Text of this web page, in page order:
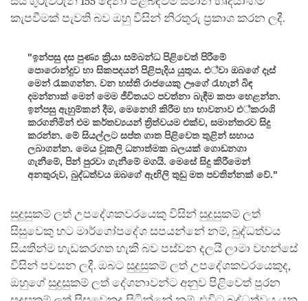
කැපවීමක් පැවති බව ඔහු විසින් නිරතුරු ප්‍රකාශ කරන ලදී.
"ඉන්පසු දස පුණ්‍ය ක්‍රියා සම්බන්ධ පිළිවෙත් පිරීමේ
පොරොන්දුව හා සිකපදයන් පිළිපැදිය යුතුය. එ්වා ඔබගේ දෑස්
මෙන් රැකගන්න. වන හස්ති රාජයෙකු ඌගේ රැහැන් බිඳ
දමන්නාක් මෙන් මෙම ජීවිතයට පවත්නා බැඳීම කපා හෙළන්න.
ඉන්පසු ඇහුම්කන් දීම, මෙනෙහි කිරීම හා භාවනාව එ්කරාශි
කරගනිමින් එම කර්තව්‍යයන් ත්‍රිත්වයම එක්ව, සමාන්තරව සිදු
කරන්න. මේ සියල්ලට සප්ත ගාත පිළිවෙත තුළින් සහාය
ලබාගන්න. මෙය වූකලි ධනාත්මක බලයක් ගොඩනගා
ගැනීමේ, පින් පුරවා ගැනීමේ මගයි. මෙසේ සිදු කිරීමෙන්
අනතුරුව, බුද්ධත්වය ඔබගේ ඇඟිලි තුඩු මත පවතින්නක් වේ."
සුදුසුකම් ලත් උපදේශකවරයෙකු විසින් සුදුසුකම් ලත්
සිසුවෙකු හට මාර්ගෝපදේශ සපයන්නේ නම්, බුද්ධත්වය
සියතින්ම හැඩකරගත හැකි බව පස්වන දලයි ලාමා වහන්සේ
විසින් පවසන ලදී. ඔබට සුදුසුකම් ලත් උපදේශකවරයෙකුද,
ඔහුගේ සුදුසුකම් ලත් දේශනාවන්ට අනුව පිළිවෙත් පුරන